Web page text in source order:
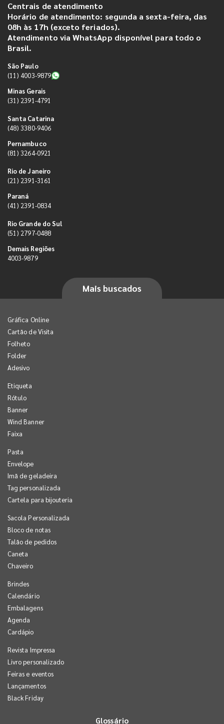
Centrais de atendimento
Horário de atendimento: segunda a sexta-feira, das
08h às 17h (exceto feriados).
Atendimento via WhatsApp disponível para todo o
Brasil.
São Paulo
(11) 4003-9879
Minas Gerais
(31) 2391-4791
Santa Catarina
(48) 3380-9406
Pernambuco
(81) 3264-0921
Rio de Janeiro
(21) 2391-3161
Paraná
(41) 2391-0834
Rio Grande do Sul
(51) 2797-0488
Demais Regiões
4003-9879
Mais buscados
Gráfica Online
Cartão de Visita
Folheto
Folder
Adesivo
Etiqueta
Rótulo
Banner
Wind Banner
Faixa
Pasta
Envelope
Imã de geladeira
Tag personalizada
Cartela para bijouteria
Sacola Personalizada
Bloco de notas
Talão de pedidos
Caneta
Chaveiro
Brindes
Calendário
Embalagens
Agenda
Cardápio
Revista Impressa
Livro personalizado
Feiras e eventos
Lançamentos
Black Friday
Glossário